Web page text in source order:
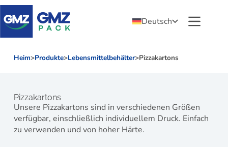
Deutsch
Heim>Produkte>Lebensmittelbehälter>Pizzakartons
Pizzakartons
Unsere Pizzakartons sind in verschiedenen Größen
verfügbar, einschließlich individuellem Druck. Einfach
zu verwenden und von hoher Härte.